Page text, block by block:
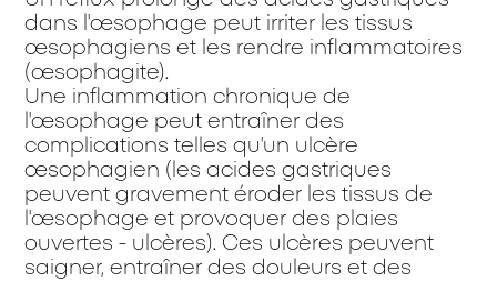
dans l'œsophage peut irriter les tissus
œsophagiens et les rendre inflammatoires
(œsophagite).
Une inflammation chronique de
l'œsophage peut entraîner des
complications telles qu'un ulcère
œsophagien (les acides gastriques
peuvent gravement éroder les tissus de
l'œsophage et provoquer des plaies
ouvertes - ulcères). Ces ulcères peuvent
saigner, entraîner des douleurs et des